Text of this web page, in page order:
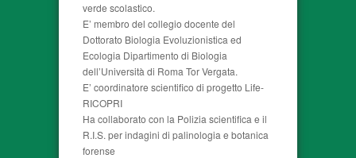
verde scolastico.
E’ membro del collegio docente del
Dottorato Biologia Evoluzionistica ed
Ecologia Dipartimento di Biologia
dell’Università di Roma Tor Vergata.
E’ coordinatore scientifico di progetto Life-
RICOPRI
Ha collaborato con la Polizia scientifica e il
R.I.S. per indagini di palinologia e botanica
forense